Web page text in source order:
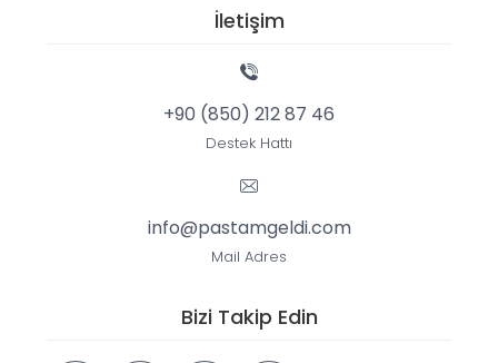
İletişim
+90 (850) 212 87 46
Destek Hattı
info@pastamgeldi.com
Mail Adres
Bizi Takip Edin